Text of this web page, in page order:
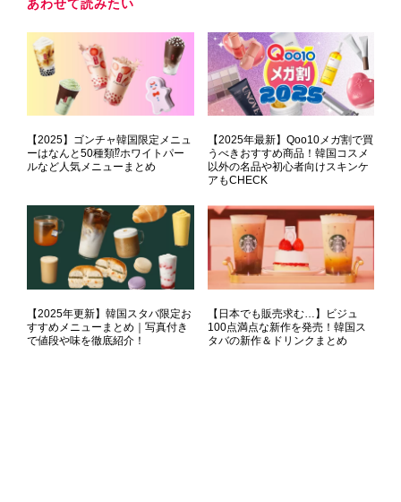
あわせて読みたい
【2025】ゴンチャ韓国限定メニュ
ーはなんと50種類⁉ホワイトパー
ルなど人気メニューまとめ
【2025年最新】Qoo10メガ割で買
うべきおすすめ商品！韓国コスメ
以外の名品や初心者向けスキンケ
アもCHECK
【2025年更新】韓国スタバ限定お
すすめメニューまとめ｜写真付き
で値段や味を徹底紹介！
【日本でも販売求む…】ビジュ
100点満点な新作を発売！韓国ス
タバの新作＆ドリンクまとめ